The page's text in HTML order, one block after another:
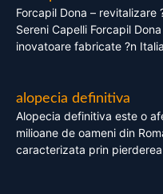
Forcapil Dona – revitalizare
Sereni Capelli Forcapil
inovatoare fabricate ?n
alopecia definitiva
Alopecia definitiva este o
milioane de oameni din
caracterizata prin